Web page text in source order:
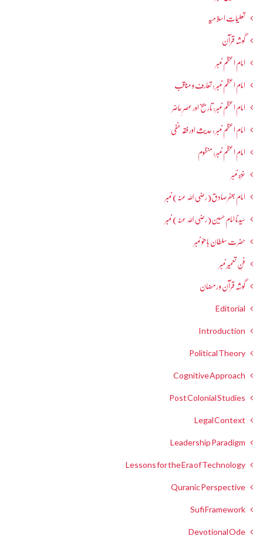
تعلیماتِ اسلامیہ
گوشہ قرآن
امام اعظم نمبر
امام اعظم نمبر : تعارف و مناقب
امام اعظم نمبر: تاریخ اور عصرِ حاضر
امام اعظم نمبر : حدیث اور فقہ حنفی
امام اعظم نمبر: منظوم
غزہ نمبر
امام جعفرصادق(رضی اللہ عنہ) نمبر
سیدنا امام حسین(رضی اللہ عنہ) نمبر
حضرت سلطان باھوؒ نمبر
فنِ تعمیر نمبر
گوشہ قرآن و رمضان
Editorial
Introduction
Political Theory
Cognitive Approach
Post Colonial Studies
Legal Context
Leadership Paradigm
Lessons for the Era of Technology
Quranic Perspective
Sufi Framework
Devotional Ode